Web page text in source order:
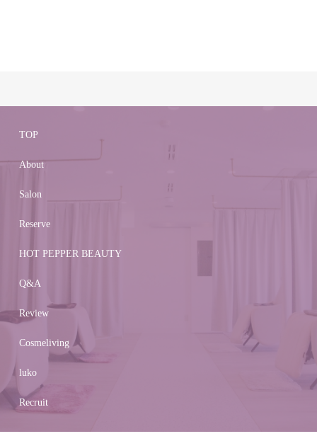
TOP
About
Salon
Reserve
HOT PEPPER BEAUTY
Q&A
Review
Cosmeliving
luko
Recruit